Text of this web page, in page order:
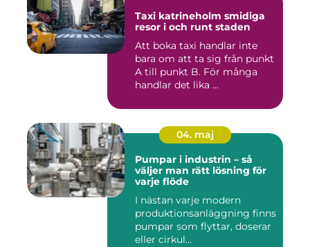
Taxi katrineholm smidiga
resor i och runt staden
Att boka taxi handlar inte
bara om att ta sig från punkt
A till punkt B. För många
handlar det lika ...
04. maj
Pumpar i industrin – så
väljer man rätt lösning för
varje flöde
I nästan varje modern
produktionsanläggning finns
pumpar som flyttar, doserar
eller cirkul...